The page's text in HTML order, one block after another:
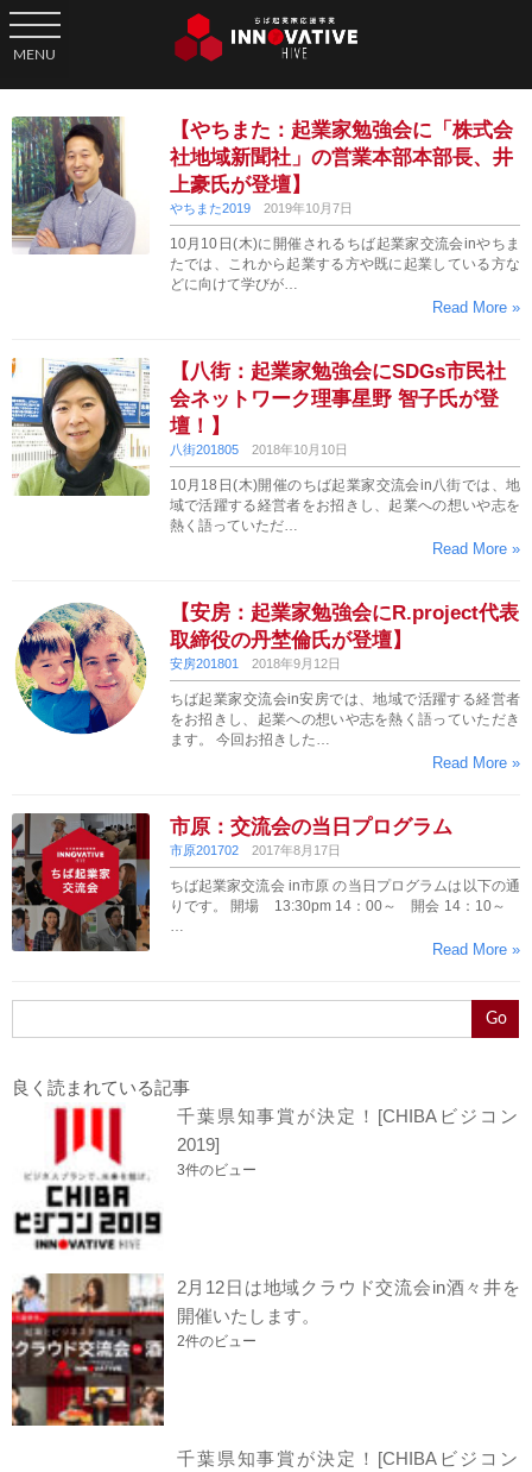
toggle navigation
MENU
【やちまた：起業家勉強会に「株式会
社地域新聞社」の営業本部本部長、井
上豪氏が登壇】
やちまた2019 2019年10月7日
10月10日(木)に開催されるちば起業家交流会inやちま
たでは、これから起業する方や既に起業している方な
どに向けて学びが…
Read More »
【八街：起業家勉強会にSDGs市民社
会ネットワーク理事星野 智子氏が登
壇！】
八街201805 2018年10月10日
10月18日(木)開催のちば起業家交流会in八街では、地
域で活躍する経営者をお招きし、起業への想いや志を
熱く語っていただ…
Read More »
【安房：起業家勉強会にR.project代表
取締役の丹埜倫氏が登壇】
安房201801 2018年9月12日
ちば起業家交流会in安房では、地域で活躍する経営者
をお招きし、起業への想いや志を熱く語っていただき
ます。 今回お招きした…
Read More »
市原：交流会の当日プログラム
市原201702 2017年8月17日
ちば起業家交流会 in市原 の当日プログラムは以下の通
りです。 開場 13:30pm 14：00～ 開会 14：10～
Read More »
Go
良く読まれている記事
千葉県知事賞が決定！[CHIBAビジコン
2019]
3件のビュー
2月12日は地域クラウド交流会in酒々井を
開催いたします。
2件のビュー
千葉県知事賞が決定！[CHIBAビジコン